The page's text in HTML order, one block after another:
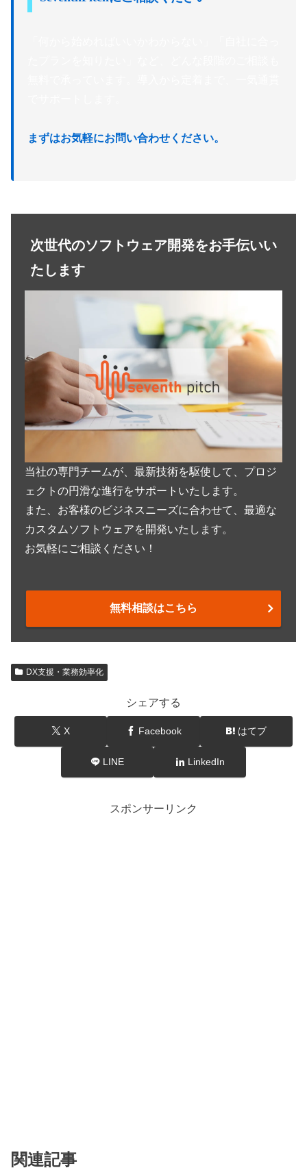
まずはお気軽にお問い合わせください。
次世代のソフトウェア開発をお手伝いい
たします
当社の専門チームが、最新技術を駆使して、プロジ
ェクトの円滑な進行をサポートいたします。
また、お客様のビジネスニーズに合わせて、最適な
カスタムソフトウェアを開発いたします。
お気軽にご相談ください！
無料相談はこちら
DX支援・業務効率化
シェアする
X Facebook はてブ
LINE LinkedIn
スポンサーリンク
関連記事